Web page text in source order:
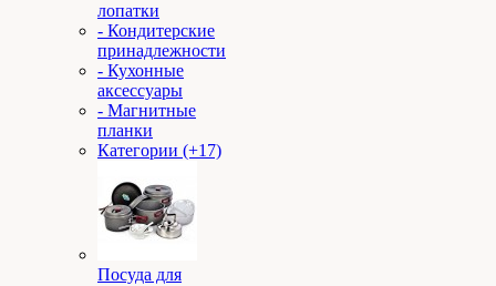
лопатки
- Кондитерские
принадлежности
- Кухонные
аксессуары
- Магнитные
планки
Категории (+17)
Посуда для